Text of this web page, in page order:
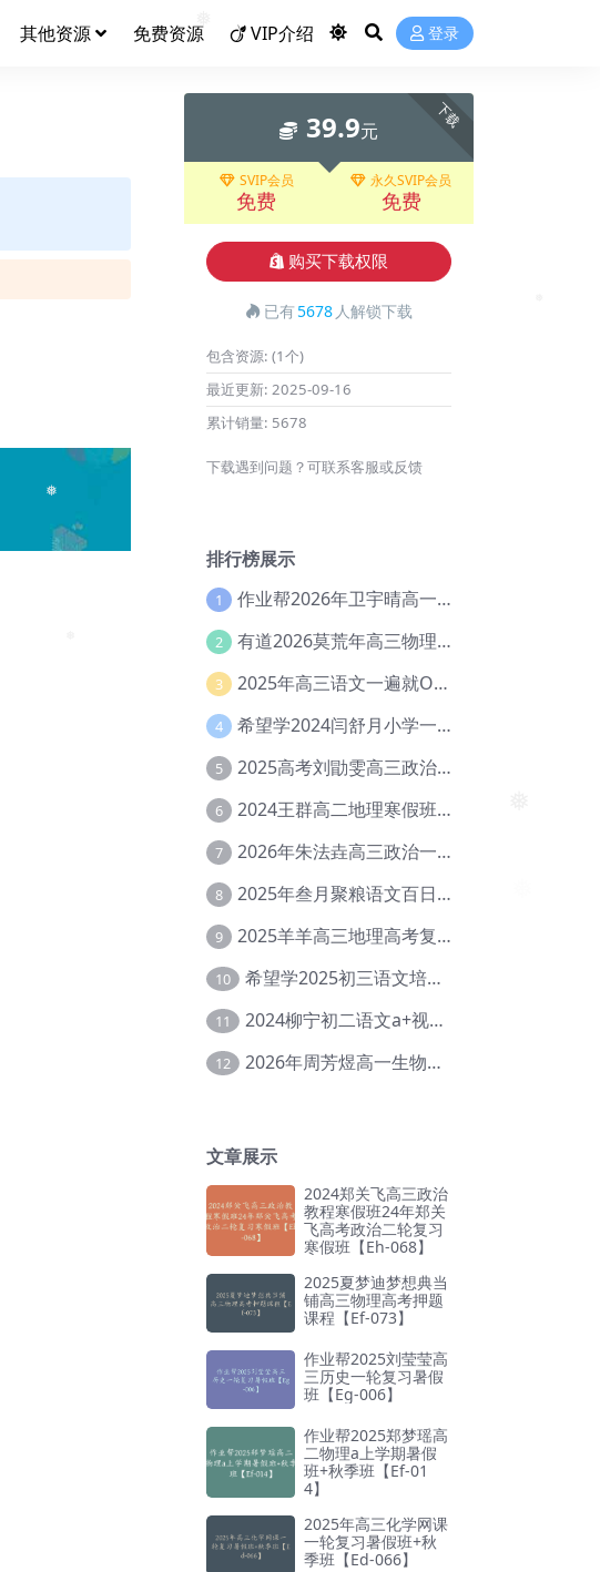
❅
其他资源 免费资源 VIP介绍 登录
下载
39.9元
SVIP会员
免费
永久SVIP会员
免费
购买下载权限
已有5678 人解锁下载
包含资源: (1个)
最近更新: 2025-09-16
累计销量: 5678
下载遇到问题？可联系客服或反馈
排行榜展示
1 作业帮2026年卫宇晴高一英语s上学期暑假班【冲顶班】【Ec-003】
2 有道2026莫荒年高三物理一轮复习暑假班网课教程【Ef-044】
3 2025年高三语文一遍就OK高中语文体系课【Ea-028】
4 希望学2024闫舒月小学一年级英语视频教程+讲义【Cc-004】
5 2025高考刘勖雯高三政治三轮复习网课教程【Eh-061】
6 2024王群高二地理寒假班教程【Ei-075】
7 2026年朱法垚高三政治一轮复习暑假班【Eh-041】
8 2025年叁月聚粮语文百日冲刺｜荡平玄学诅咒【Ea-001】
9 2025羊羊高三地理高考复习视频教程+讲义【Ei-051】
10 希望学2025初三语文培训班秋上A+班（秋上·全国版·A+）【Da-031】
11 2024柳宁初二语文a+视频教程+课堂笔记+讲义（暑假班+秋季班）【Da-003】
12 2026年周芳煜高一生物上学期网课教程【Ee-056】
文章展示
2024郑关飞高三政治
教程寒假班24年郑关
飞高考政治二轮复习
寒假班【Eh-068】
2025夏梦迪梦想典当
铺高三物理高考押题
课程【Ef-073】
作业帮2025刘莹莹高
三历史一轮复习暑假
班【Eg-006】
作业帮2025郑梦瑶高
二物理a上学期暑假
班+秋季班【Ef-01
4】
2025年高三化学网课
一轮复习暑假班+秋
季班【Ed-066】